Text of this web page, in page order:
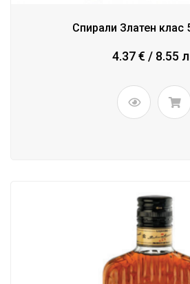
Спирали Златен клас
4.37 € / 8.55